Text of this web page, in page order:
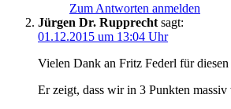
Zum Antworten anmelden
Jürgen Dr. Rupprecht sagt:
01.12.2015 um 13:04 Uhr
Vie­len Dank an Fritz Federl für
Er zeigt, dass wir in 3 Punk­ten mas­siv